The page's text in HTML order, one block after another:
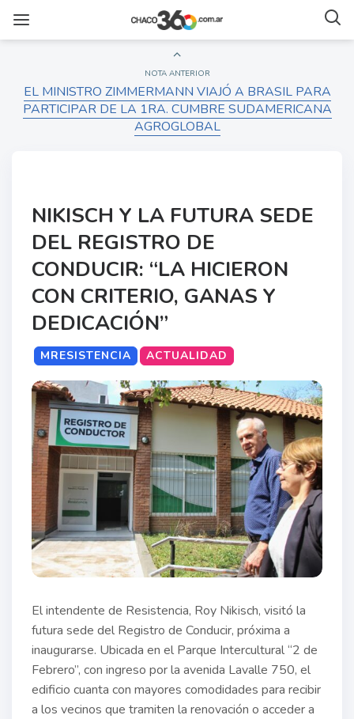
NOTA ANTERIOR
EL MINISTRO ZIMMERMANN VIAJÓ A BRASIL PARA
PARTICIPAR DE LA 1RA. CUMBRE SUDAMERICANA
AGROGLOBAL
NIKISCH Y LA FUTURA SEDE
DEL REGISTRO DE
CONDUCIR: “LA HICIERON
CON CRITERIO, GANAS Y
DEDICACIÓN”
MRESISTENCIA ACTUALIDAD
El intendente de Resistencia, Roy Nikisch, visitó la
futura sede del Registro de Conducir, próxima a
inaugurarse. Ubicada en el Parque Intercultural “2 de
Febrero”, con ingreso por la avenida Lavalle 750, el
edificio cuanta con mayores comodidades para recibir
a los vecinos que tramiten la renovación o acceder a